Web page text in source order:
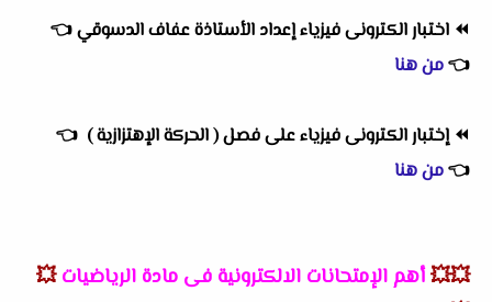
⏪ اختبار الكترونى فيزياء إعداد الأستاذة عفاف الدسوقي👈
👈من هنا
⏪إختبار الكترونى فيزياء على فصل ( الحركة الإهتزازية ) 👈
👈من هنا
💥💥أهمالإمتحانات الالكترونية فى مادة الرياضيات 💥